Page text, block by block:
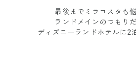
最後までミラコスタも
ランドメインのつもり
ディズニーランドホテルに2